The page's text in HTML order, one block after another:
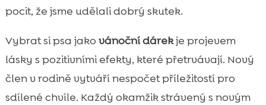
pocit, že jsme udělali dobrý skutek.
Vybrat si psa jako vánoční dárekje projevem
lásky s pozitivními efekty, které přetrvávají. Nový
člen v rodině vytváří nespočet příležitostí pro
sdílené chvíle. Každý okamžik strávený s novým